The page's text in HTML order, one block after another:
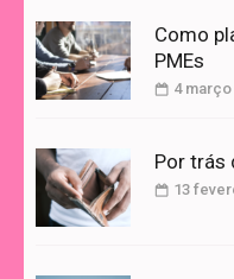
Como
PMEs
4 março
Por trás
13